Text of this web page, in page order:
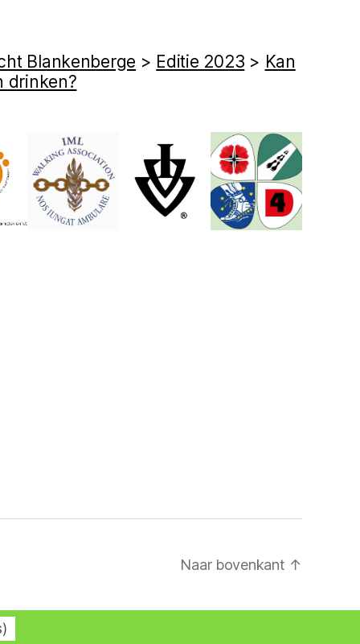
Blankenberge > Editie 2023 > Kan
drinken?
Naar bovenkant ↑
)